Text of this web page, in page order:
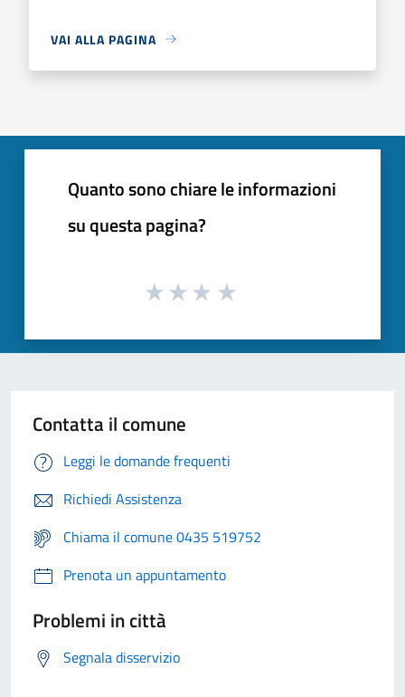
VAI ALLA PAGINA
Quanto sono chiare le informazioni
su questa pagina?
Contatta il comune
Leggi le domande frequenti
Richiedi Assistenza
Chiama il comune 0435 519752
Prenota un appuntamento
Problemi in città
Segnala disservizio